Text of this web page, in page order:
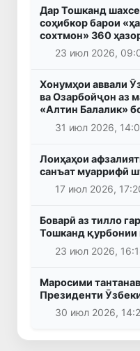
Дар Тошканд
соҳибкор барои
сохтмон» 360
23 июл 2026,
Хонумҳои аввали
ва Озарбойҷон аз
«Алтин Балалик»
31 июл 2026,
Лоиҳаҳои
санъат муаррифӣ
17 июл 2026,
Боварӣ аз тилло
Тошканд
23 июл 2026,
Маросими
Президенти
30 июл 2026,